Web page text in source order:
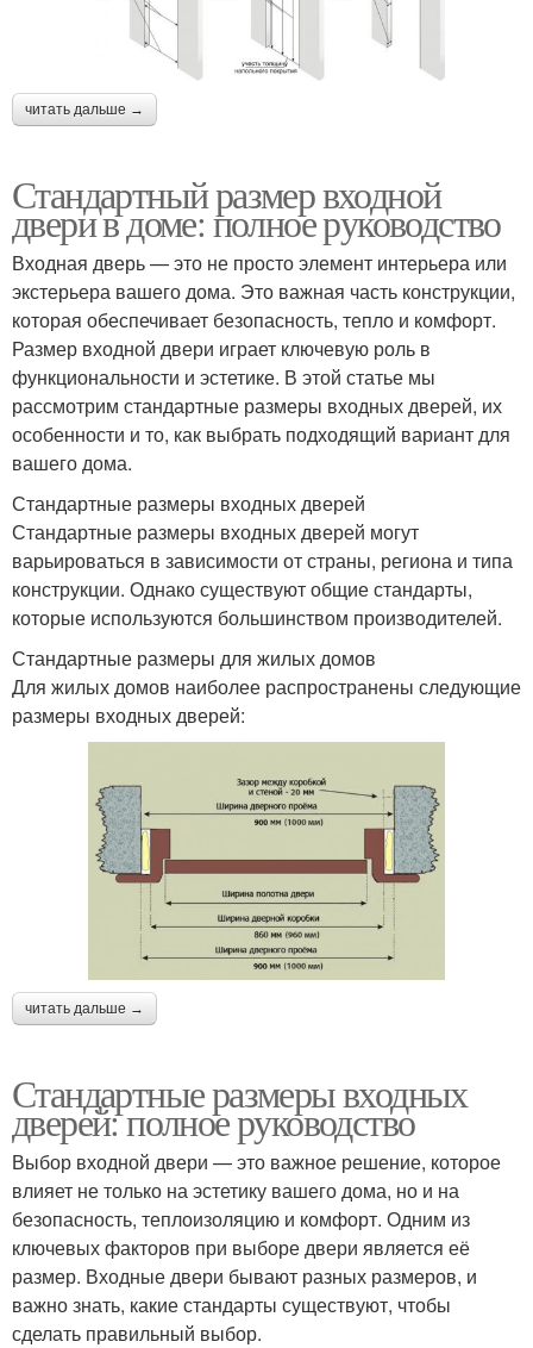
читать дальше →
Стандартный размер входной
двери в доме: полное руководство
Входная дверь — это не просто элемент интерьера или
экстерьера вашего дома. Это важная часть конструкции,
которая обеспечивает безопасность, тепло и комфорт.
Размер входной двери играет ключевую роль в
функциональности и эстетике. В этой статье мы
рассмотрим стандартные размеры входных дверей, их
особенности и то, как выбрать подходящий вариант для
вашего дома.
Стандартные размеры входных дверей
Стандартные размеры входных дверей могут
варьироваться в зависимости от страны, региона и типа
конструкции. Однако существуют общие стандарты,
которые используются большинством производителей.
Стандартные размеры для жилых домов
Для жилых домов наиболее распространены следующие
размеры входных дверей:
читать дальше →
Стандартные размеры входных
дверей: полное руководство
Выбор входной двери — это важное решение, которое
влияет не только на эстетику вашего дома, но и на
безопасность, теплоизоляцию и комфорт. Одним из
ключевых факторов при выборе двери является её
размер. Входные двери бывают разных размеров, и
важно знать, какие стандарты существуют, чтобы
сделать правильный выбор.